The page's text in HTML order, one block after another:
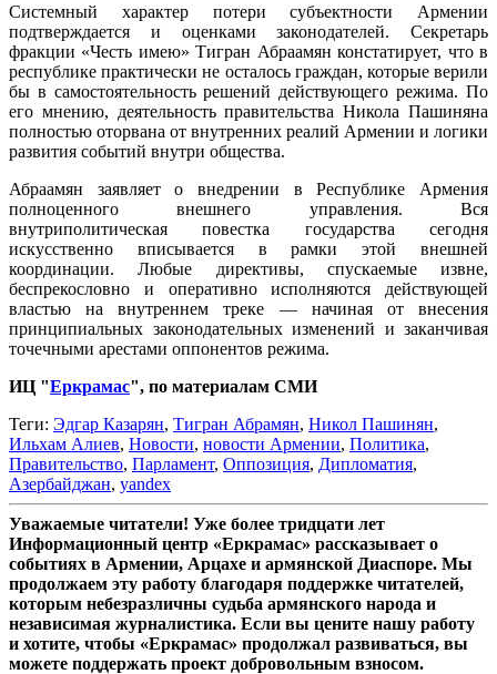
Системный характер потери субъектности Армении
подтверждается и оценками законодателей. Секретарь
фракции «Честь имею» Тигран Абраамян констатирует, что в
республике практически не осталось граждан, которые верили
бы в самостоятельность решений действующего режима. По
его мнению, деятельность правительства Никола Пашиняна
полностью оторвана от внутренних реалий Армении и логики
развития событий внутри общества.
Абраамян заявляет о внедрении в Республике Армения
полноценного внешнего управления. Вся
внутриполитическая повестка государства сегодня
искусственно вписывается в рамки этой внешней
координации. Любые директивы, спускаемые извне,
беспрекословно и оперативно исполняются действующей
властью на внутреннем треке — начиная от внесения
принципиальных законодательных изменений и заканчивая
точечными арестами оппонентов режима.
ИЦ "Еркрамас", по материалам СМИ
Теги: Эдгар Казарян, Тигран Абрамян, Никол Пашинян,
Ильхам Алиев, Новости, новости Армении, Политика,
Правительство, Парламент, Оппозиция, Дипломатия,
Азербайджан, yandex
Уважаемые читатели! Уже более тридцати лет
Информационный центр «Еркрамас» рассказывает о
событиях в Армении, Арцахе и армянской Диаспоре. Мы
продолжаем эту работу благодаря поддержке читателей,
которым небезразличны судьба армянского народа и
независимая журналистика. Если вы цените нашу работу
и хотите, чтобы «Еркрамас» продолжал развиваться, вы
можете поддержать проект добровольным взносом.